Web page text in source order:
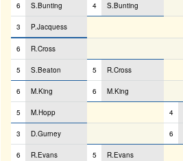
6 S.Bunting 4 S.Bunting
3 P.Jacquess
6 R.Cross
5 S.Beaton 5 R.Cross
6 M.King 6 M.King
5 M.Hopp 4
3 D.Gurney 6
6 R.Evans 5 R.Evans